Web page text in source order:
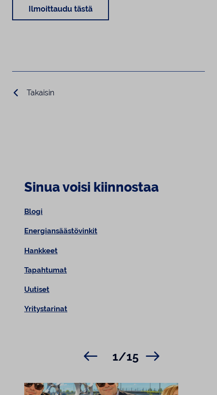
Ilmoittaudu tästä
Takaisin
Sinua voisi kiinnostaa
Blogi
Energiansäästövinkit
Hankkeet
Tapahtumat
Uutiset
Yritystarinat
1/15